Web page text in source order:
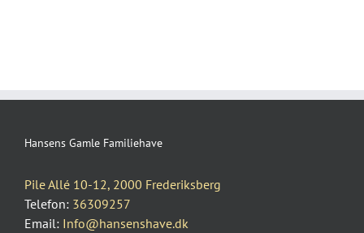
Hansens Gamle Familiehave
Pile Allé 10-12, 2000 Frederiksberg
Telefon: 36309257
Email: Info@hansenshave.dk